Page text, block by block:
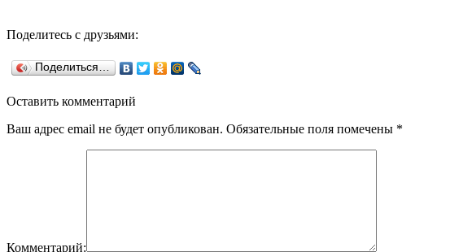
Поделитесь с друзьями:
Поделиться…
Оставить комментарий
Ваш адрес email не будет опубликован. Обязательные поля помечены *
Комментарий: